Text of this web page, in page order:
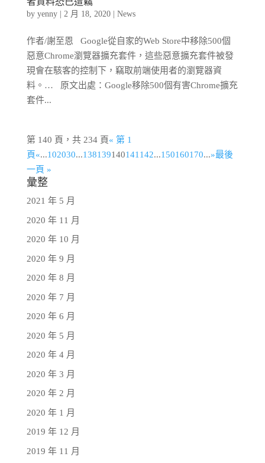
by yenny| 2 月 18, 2020| News
作者/謝至恩 Google從自家的Web Store中移除500個
惡意Chrome瀏覽器擴充套件，這些惡意擴充套件被發
現會在駭客的控制下，竊取前端使用者的瀏覽器資
料。… 原文出處：Google移除500個有害Chrome擴充
套件...
第 140 頁，共 234 頁« 第 1
頁«...102030...138139140141 142...150160170...»最後
一頁 »
彙整
2021 年 5 月
2020 年 11 月
2020 年 10 月
2020 年 9 月
2020 年 8 月
2020 年 7 月
2020 年 6 月
2020 年 5 月
2020 年 4 月
2020 年 3 月
2020 年 2 月
2020 年 1 月
2019 年 12 月
2019 年 11 月